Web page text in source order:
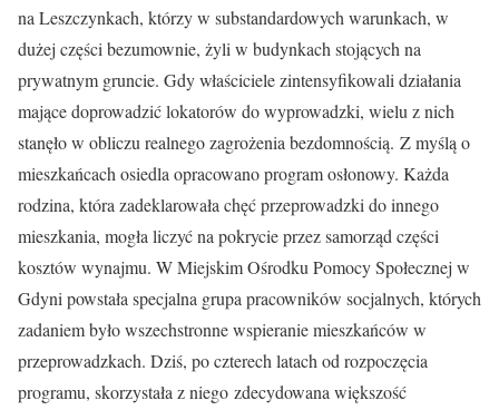
na Leszczynkach, którzy w substandardowych warunkach, w
dużej części bezumownie, żyli w budynkach stojących na
prywatnym gruncie. Gdy właściciele zintensyfikowali działania
mające doprowadzić lokatorów do wyprowadzki, wielu z nich
stanęło w obliczu realnego zagrożenia bezdomnością. Z myślą o
mieszkańcach osiedla opracowano program osłonowy. Każda
rodzina, która zadeklarowała chęć przeprowadzki do innego
mieszkania, mogła liczyć na pokrycie przez samorząd części
kosztów wynajmu. W Miejskim Ośrodku Pomocy Społecznej w
Gdyni powstała specjalna grupa pracowników socjalnych, których
zadaniem było wszechstronne wspieranie mieszkańców w
przeprowadzkach. Dziś, po czterech latach od rozpoczęcia
programu, skorzystała z niego zdecydowana większość